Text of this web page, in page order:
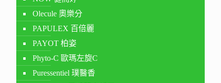
Olecule 奧樂分
PAPULEX 百倍麗
PAYOT 柏姿
Phyto-C 歐瑪左旋C
Puressentiel 璞醫香